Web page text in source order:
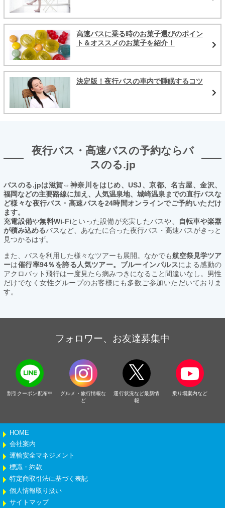
高速バスに乗る時のお菓子選びのポイン
ト＆オススメのお菓子を紹介！
決定版！夜行バスの車内で睡眠するコツ
夜行バス・高速バスの予約ならバ
スのる.jp
バスのる.jpは滋賀⇔神奈川をはじめ、USJ、京都、名古屋、金沢、
福岡などの主要路線に加え、人気温泉地、城崎温泉までの直行バスな
ど様々な夜行バス・高速バスを24時間オンラインでご予約いただけ
ます。
充電設備や無料Wi-Fiといった設備が充実したバスや、
自転車や楽器
が積み込めるバスなど、あなたに合った夜行バス・高速バスがきっと
見つかるはず。
また、バスを利用した様々なツアーも展開。なかでも航空祭見学ツア
ーは催行率94％を誇る人気ツアー。ブルーインパルスによる感動の
アクロバット飛行は一度見たら病みつきになること間違いなし。男性
だけでなく女性グループのお客様にも多数ご参加いただいておりま
す。
フォロワー、お友達募集中
割引クーポン配布中
グルメ・旅行情報な
ど
運行状況など最新情
報
乗り場案内など
HOME
会社案内
運輸安全マネジメント
標識・約款
特定商取引法に基づく表記
個人情報取り扱い
サイトマップ